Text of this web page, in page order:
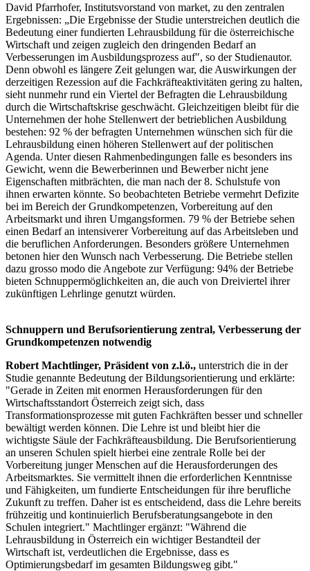
David Pfarrhofer, Institutsvorstand von market, zu den zentralen
Ergebnissen: „Die Ergebnisse der Studie unterstreichen deutlich die
Bedeutung einer fundierten Lehrausbildung für die österreichische
Wirtschaft und zeigen zugleich den dringenden Bedarf an
Verbesserungen im Ausbildungsprozess auf", so der Studienautor.
Denn obwohl es längere Zeit gelungen war, die Auswirkungen der
derzeitigen Rezession auf die Fachkräfteaktivitäten gering zu halten,
sieht nunmehr rund ein Viertel der Befragten die Lehrausbildung
durch die Wirtschaftskrise geschwächt. Gleichzeitigen bleibt für die
Unternehmen der hohe Stellenwert der betrieblichen Ausbildung
bestehen: 92 % der befragten Unternehmen wünschen sich für die
Lehrausbildung einen höheren Stellenwert auf der politischen
Agenda. Unter diesen Rahmenbedingungen falle es besonders ins
Gewicht, wenn die Bewerberinnen und Bewerber nicht jene
Eigenschaften mitbrächten, die man nach der 8. Schulstufe von
ihnen erwarten könnte. So beobachteten Betriebe vermehrt Defizite
bei im Bereich der Grundkompetenzen, Vorbereitung auf den
Arbeitsmarkt und ihren Umgangsformen. 79 % der Betriebe sehen
einen Bedarf an intensiverer Vorbereitung auf das Arbeitsleben und
die beruflichen Anforderungen. Besonders größere Unternehmen
betonen hier den Wunsch nach Verbesserung. Die Betriebe stellen
dazu grosso modo die Angebote zur Verfügung: 94% der Betriebe
bieten Schnuppermöglichkeiten an, die auch von Dreiviertel ihrer
zukünftigen Lehrlinge genutzt würden.
Schnuppern und Berufsorientierung zentral, Verbesserung der
Grundkompetenzen notwendig
Robert Machtlinger, Präsident von z.l.ö., unterstrich die in der
Studie genannte Bedeutung der Bildungsorientierung und erklärte:
"Gerade in Zeiten mit enormen Herausforderungen für den
Wirtschaftsstandort Österreich zeigt sich, dass
Transformationsprozesse mit guten Fachkräften besser und schneller
bewältigt werden können. Die Lehre ist und bleibt hier die
wichtigste Säule der Fachkräfteausbildung. Die Berufsorientierung
an unseren Schulen spielt hierbei eine zentrale Rolle bei der
Vorbereitung junger Menschen auf die Herausforderungen des
Arbeitsmarktes. Sie vermittelt ihnen die erforderlichen Kenntnisse
und Fähigkeiten, um fundierte Entscheidungen für ihre berufliche
Zukunft zu treffen. Daher ist es entscheidend, dass die Lehre bereits
frühzeitig und kontinuierlich Berufsberatungsangebote in den
Schulen integriert." Machtlinger ergänzt: "Während die
Lehrausbildung in Österreich ein wichtiger Bestandteil der
Wirtschaft ist, verdeutlichen die Ergebnisse, dass es
Optimierungsbedarf im gesamten Bildungsweg gibt."